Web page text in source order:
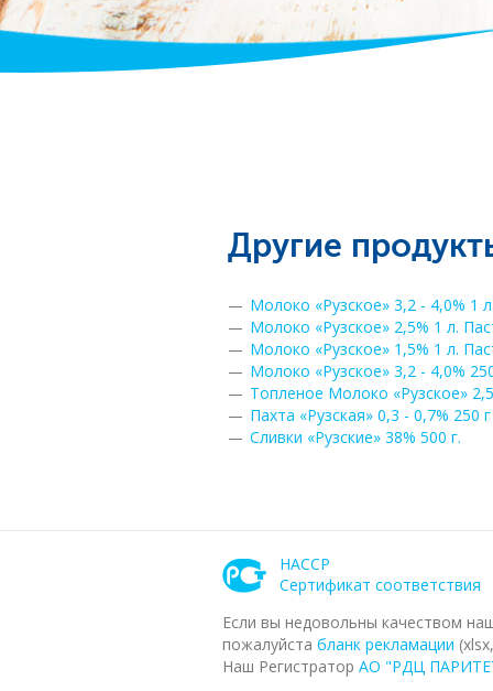
Другие
Молоко «Рузское» 3,2 - 4,0% 1
Молоко «Рузское» 2,5% 1 л.
Молоко «Рузское» 1,5% 1 л.
Молоко «Рузское» 3,2 - 4,0%
Топленое Молоко «Рузское»
Пахта «Рузская» 0,3 - 0,7% 250 г
Сливки «Рузские» 38% 500 г.
HACCP
Сертификат соответствия
Если вы недовольны качеством
пожалуйста бланк рекламации
Наш Регистратор АО "РДЦ